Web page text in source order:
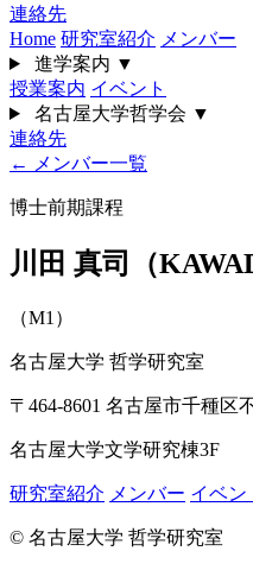
連絡先
Home 研究室紹介 メンバー
進学案内 ▼
授業案内 イベント
名古屋大学哲学会 ▼
連絡先
← メンバー一覧
博士前期課程
川田 真司（
（M1）
名古屋大学 哲学研究室
〒464-8601 名古屋市千種区
名古屋大学文学研究棟3F
研究室紹介 メンバー イベン
© 名古屋大学 哲学研究室